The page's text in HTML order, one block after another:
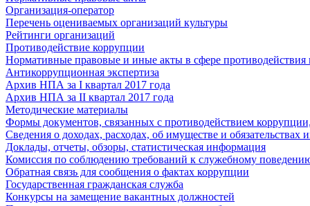
Организация-оператор
Перечень оцениваемых организаций культуры
Рейтинги организаций
Противодействие коррупции
Нормативные правовые и иные акты в сфере противодействия
Антикоррупционная экспертиза
Архив НПА за I квартал 2017 года
Архив НПА за II квартал 2017 года
Методические материалы
Формы документов, связанных с противодействием
Сведения о доходах, расходах, об имуществе и обязательствах
Доклады, отчеты, обзоры, статистическая информация
Комиссия по соблюдению требований к служебному
Обратная связь для сообщения о фактах коррупции
Государственная гражданская служба
Конкурсы на замещение вакантных должностей